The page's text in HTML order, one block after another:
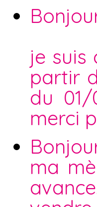
je suis
partir
du
merci
ma